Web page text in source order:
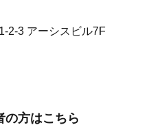
2-3 アーシスビル7F
の方はこちら